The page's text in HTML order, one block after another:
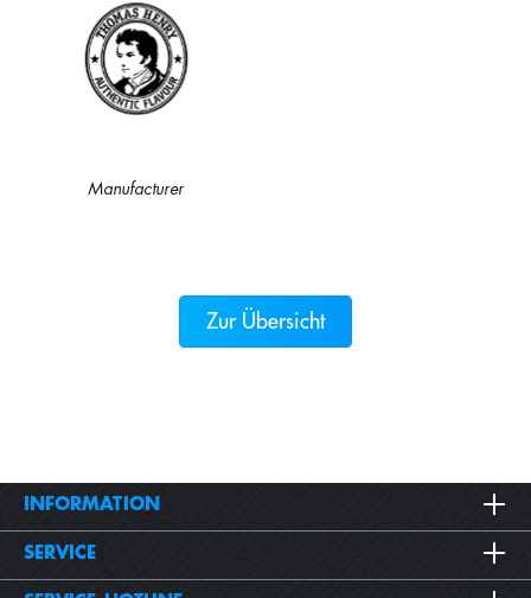
Manufacturer
Zur Übersicht
INFORMATION
SERVICE